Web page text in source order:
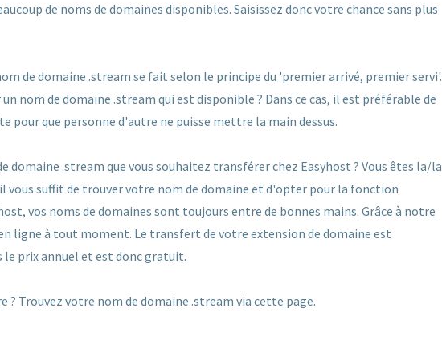
de noms de domaines disponibles. Saisissez donc votre chance sans plus
de domaine .stream se fait selon le principe du 'premier arrivé, premier servi'.
nom de domaine .stream qui est disponible ? Dans ce cas, il est préférable de
pour que personne d'autre ne puisse mettre la main dessus.
domaine .stream que vous souhaitez transférer chez Easyhost ? Vous êtes la/la
vous suffit de trouver votre nom de domaine et d'opter pour la fonction
vos noms de domaines sont toujours entre de bonnes mains. Grâce à notre
ligne à tout moment. Le transfert de votre extension de domaine est
prix annuel et est donc gratuit.
? Trouvez votre nom de domaine .stream via cette page.